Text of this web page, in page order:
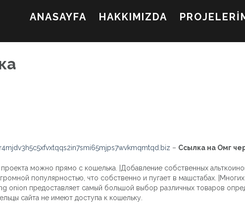
ANASAYFA HAKKIMIZDA
– Ссылка на Омг
можно прямо с кошелька. |Добавление собственных
популярностью, что собственно и пугает в машстабах. |Многих
onion предоставляет самый большой выбор различных товаров
сайта не имеют доступа к кошельку.